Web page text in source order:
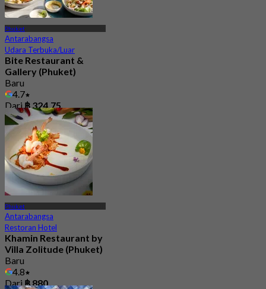
Phuket
Antarabangsa
Udara Terbuka/Luar
Bite Restaurant &
Gallery (Phuket)
Baru
4.7
Dari ฿ 324.75
Phuket
Antarabangsa
Restoran Hotel
Khamin Restaurant by
Villa Zolitude (Phuket)
Baru
4.8
Dari ฿ 880